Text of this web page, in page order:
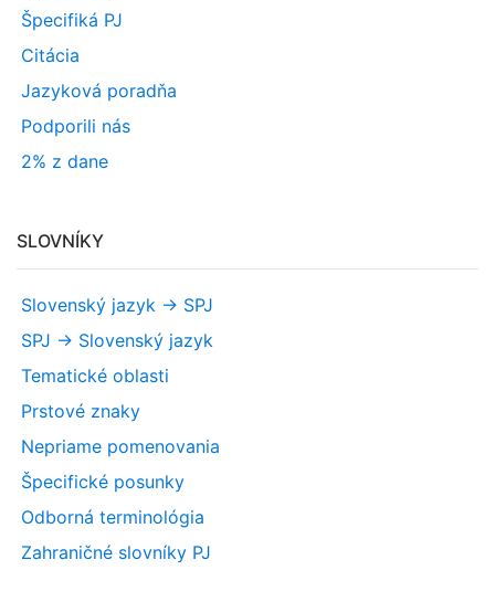
Špecifiká PJ
Citácia
Jazyková poradňa
Podporili nás
2% z dane
SLOVNÍKY
Slovenský jazyk -> SPJ
SPJ -> Slovenský jazyk
Tematické oblasti
Prstové znaky
Nepriame pomenovania
Špecifické posunky
Odborná terminológia
Zahraničné slovníky PJ